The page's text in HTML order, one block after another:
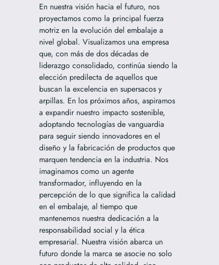
En nuestra visión hacia el futuro, nos
proyectamos como la principal fuerza
motriz en la evolución del embalaje a
nivel global. Visualizamos una empresa
que, con más de dos décadas de
liderazgo consolidado, continúa siendo la
elección predilecta de aquellos que
buscan la excelencia en supersacos y
arpillas. En los próximos años, aspiramos
a expandir nuestro impacto sostenible,
adoptando tecnologías de vanguardia
para seguir siendo innovadores en el
diseño y la fabricación de productos que
marquen tendencia en la industria. Nos
imaginamos como un agente
transformador, influyendo en la
percepción de lo que significa la calidad
en el embalaje, al tiempo que
mantenemos nuestra dedicación a la
responsabilidad social y la ética
empresarial. Nuestra visión abarca un
futuro donde la marca se asocie no solo